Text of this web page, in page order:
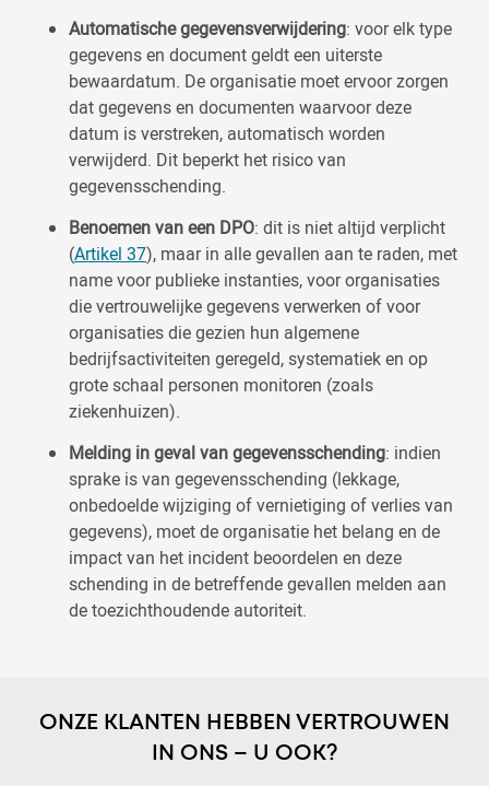
Automatische gegevensverwijdering: voor elk type
gegevens en document geldt een uiterste
bewaardatum. De organisatie moet ervoor zorgen
dat gegevens en documenten waarvoor deze
datum is verstreken, automatisch worden
verwijderd. Dit beperkt het risico van
gegevensschending.
Benoemen van een DPO: dit is niet altijd verplicht
(Artikel 37), maar in alle gevallen aan te raden, met
name voor publieke instanties, voor organisaties
die vertrouwelijke gegevens verwerken of voor
organisaties die gezien hun algemene
bedrijfsactiviteiten geregeld, systematiek en op
grote schaal personen monitoren (zoals
ziekenhuizen).
Melding in geval van gegevensschending: indien
sprake is van gegevensschending (lekkage,
onbedoelde wijziging of vernietiging of verlies van
gegevens), moet de organisatie het belang en de
impact van het incident beoordelen en deze
schending in de betreffende gevallen melden aan
de toezichthoudende autoriteit.
ONZE KLANTEN HEBBEN VERTROUWEN
IN ONS – U OOK?